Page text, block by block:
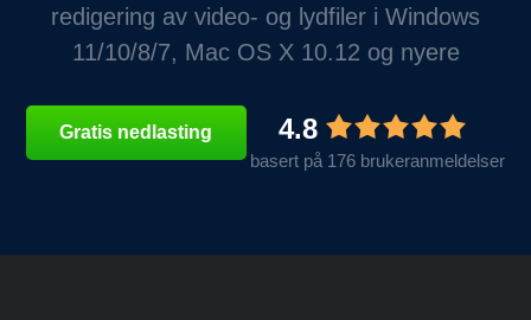
redigering av video- og lydfiler i Windows
11/10/8/7, Mac OS X 10.12 og nyere
Gratis nedlasting 4.8
basert på 176 brukeranmeldelser